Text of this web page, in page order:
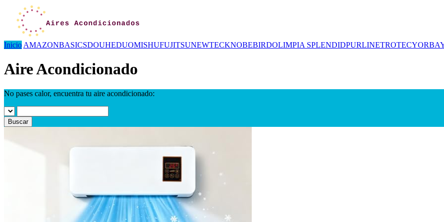
Inicio AMAZONBASICSDOUHEDUOMISHUFUJITSUNEWTECKNOBEBIRDOLIMPIA SPLENDIDPURLINETROTEC
Aire Acondicionado
No pases calor, encuentra tu aire acondicionado:
Buscar